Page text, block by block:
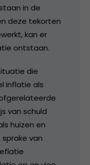
in de
deze tekorten
kan er
ontstaan.
die
inflatie als
van schuld
huizen en
van